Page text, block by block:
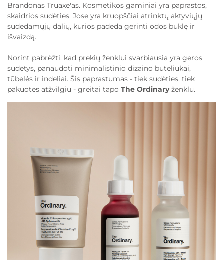
Brandonas Truaxe'as. Kosmetikos gaminiai yra paprastos,
skaidrios sudėties. Jose yra kruopščiai atrinktų aktyviųjų
sudedamųjų dalių, kurios padeda gerinti odos būklę ir
išvaizdą.
Norint pabrėžti, kad prekių ženklui svarbiausia yra geros
sudėtys, panaudoti minimalistinio dizaino buteliukai,
tūbelės ir indeliai. Šis paprastumas - tiek sudėties, tiek
pakuotės atžvilgiu - greitai tapo The Ordinaryženklu.